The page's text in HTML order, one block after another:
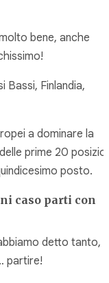
bene, anche
Bassi, Finlandia,
a dominare la
prime 20
posto.
caso parti con
detto tanto,
partire!